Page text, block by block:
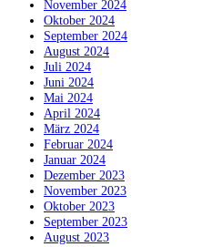
November 2024
Oktober 2024
September 2024
August 2024
Juli 2024
Juni 2024
Mai 2024
April 2024
März 2024
Februar 2024
Januar 2024
Dezember 2023
November 2023
Oktober 2023
September 2023
August 2023